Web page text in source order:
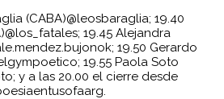
(CABA)@leosbaraglia; 19.40
19.45 Alejandra
19.50 Gerardo
19.55 Paola Soto
y a las 20.00 el cierre desde